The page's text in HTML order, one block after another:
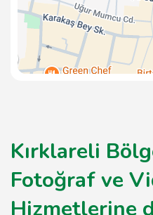
Kırklareli
Fotoğraf ve
Hizmetlerine